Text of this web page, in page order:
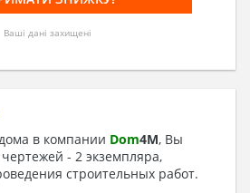
Ваші дані захищені
в компании Dom4M, Вы
- 2 экземпляра,
строительных работ.